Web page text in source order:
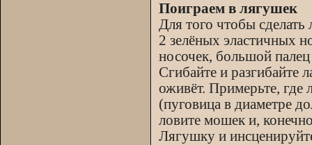
Поиграем в лягушек
Для того чтобы
2 зелёных эластичных
носочек, большой палец
Сгибайте и разгибайте
оживёт. Примерьте, где
(пуговица в диаметре
ловите мошек и,
Лягушку и